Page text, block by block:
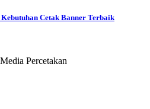
Cetak Banner Terbaik